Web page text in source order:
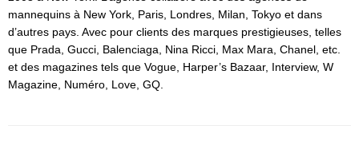
mannequins à New York, Paris, Londres, Milan, Tokyo et dans
d’autres pays. Avec pour clients des marques prestigieuses, telles
que Prada, Gucci, Balenciaga, Nina Ricci, Max Mara, Chanel, etc.
et des magazines tels que Vogue, Harper’s Bazaar, Interview, W
Magazine, Numéro, Love, GQ.